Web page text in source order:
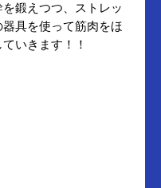
鍛えつつ、ストレッ
具を使って筋肉をほ
いきます！！